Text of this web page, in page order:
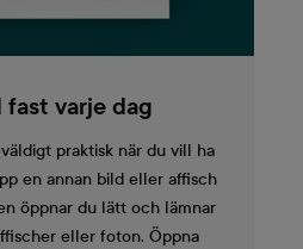
varje dag
praktisk när du vill ha
en annan bild eller affisch
öppnar du lätt och lämnar
eller foton. Öppna